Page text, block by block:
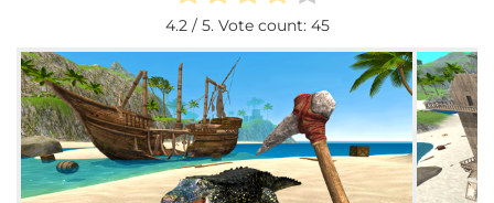
Casual
Educational
First
Person
4.2/ 5. Vote count: 45